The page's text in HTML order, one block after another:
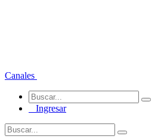
Canales
Ingresar